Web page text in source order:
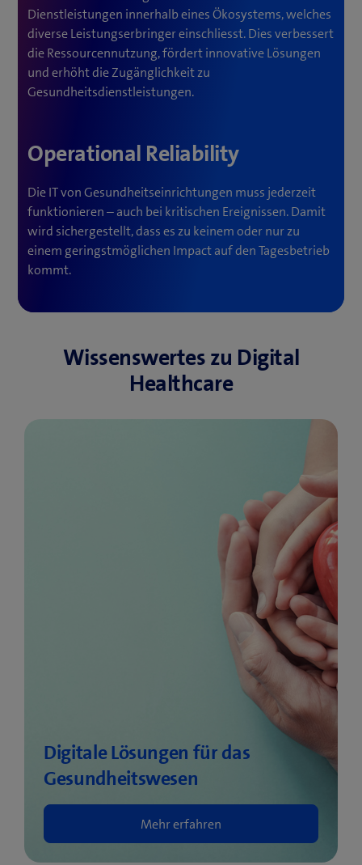
Dienstleistungen innerhalb eines Ökosystems, welches
diverse Leistungserbringer einschliesst. Dies verbessert
die Ressourcennutzung, fördert innovative Lösungen
und erhöht die Zugänglichkeit zu
Gesundheitsdienstleistungen.
Operational Reliability
Die IT von Gesundheitseinrichtungen muss jederzeit
funktionieren – auch bei kritischen Ereignissen. Damit
wird sichergestellt, dass es zu keinem oder nur zu
einem geringstmöglichen Impact auf den Tagesbetrieb
kommt.
Wissenswertes zu Digital
Healthcare
Digitale Lösungen für das
Gesundheitswesen
Mehr erfahren